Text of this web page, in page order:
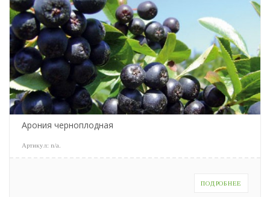
Арония черноплодная
Артикул: n/a
ПОДРОБНЕЕ